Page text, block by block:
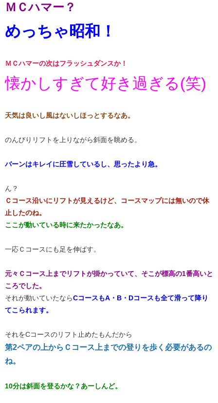
​ＭＣハマー？​
​めっちゃ昭和！​
ＭＣハマーの次はフラッシュダンスか！
懐かしすぎて好き過ぎる(笑)
天気は良いし風はないしほっとするなあ。
のんびりリフトを上りながら斜面を眺める。
バーンはキレイに圧雪しているし、思ったより急。
ん？
Ｃコース沿いにリフトが見えるけど、
コースマップには無いので休
止したのね。
ここが動いている時に来たかったなあ。
一応Ｃコースにも足を伸ばす。
​元々Ｃコース上までリフトが掛かっていて、そこが標高の1番高いと
ころでした。​
それが動いていたならCコースもA・B・Dコースも全て滑って降り
てこられます。
それをCコースのリフト止めたもんだから
​第2ペアの上からＣコース上までの登りを歩く必要があるの
ね。​
10分は斜面を登るかな？あーしんど。